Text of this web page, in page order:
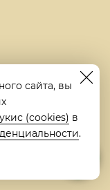
и скидки
заказать
сайта, вы
(cookies) в
.